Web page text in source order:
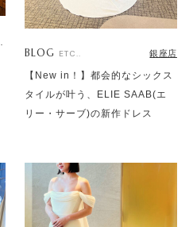
BLOG ETC.. 銀座店
【New in！】都会的なシックス
タイルが叶う、ELIE SAAB(エ
リー・サーブ)の新作ドレス